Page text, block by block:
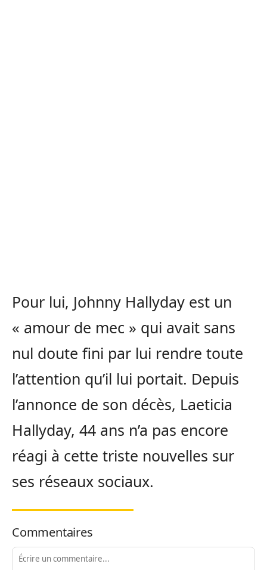
Pour lui, Johnny Hallyday est un
« amour de mec » qui avait sans
nul doute fini par lui rendre toute
l’attention qu’il lui portait. Depuis
l’annonce de son décès, Laeticia
Hallyday, 44 ans n’a pas encore
réagi à cette triste nouvelles sur
ses réseaux sociaux.
Commentaires